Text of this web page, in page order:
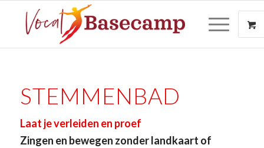
STEMMENBAD
Laat je verleiden en proef
Zingen en bewegen zonder landkaart of